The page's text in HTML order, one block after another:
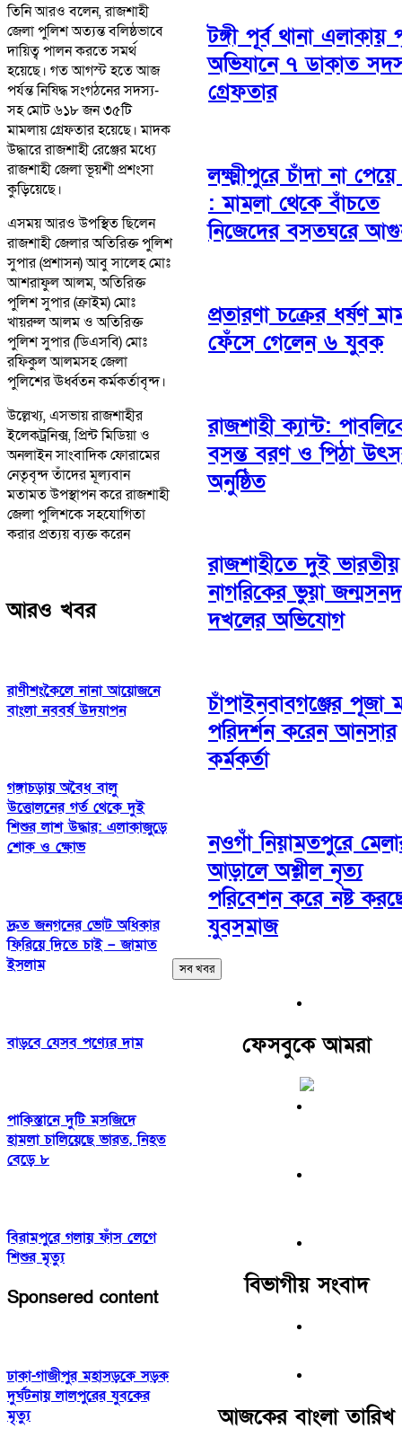
তিনি আরও বলেন, রাজশাহী
জেলা পুলিশ অত্যন্ত বলিষ্ঠভাবে
দায়িত্ব পালন করতে সমর্থ
হয়েছে। গত আগস্ট হতে আজ
পর্যন্ত নিষিদ্ধ সংগঠনের সদস্য-
সহ মোট ৬১৮ জন ৩৫টি
মামলায় গ্রেফতার হয়েছে। মাদক
উদ্ধারে রাজশাহী রেঞ্জের মধ্যে
রাজশাহী জেলা ভূয়শী প্রশংসা
কুড়িয়েছে।
এসময় আরও উপস্থিত ছিলেন
রাজশাহী জেলার অতিরিক্ত পুলিশ
সুপার (প্রশাসন) আবু সালেহ মোঃ
আশরাফুল আলম, অতিরিক্ত
পুলিশ সুপার (ক্রাইম) মোঃ
খায়রুল আলম ও অতিরিক্ত
পুলিশ সুপার (ডিএসবি) মোঃ
রফিকুল আলমসহ জেলা
পুলিশের ঊর্ধ্বতন কর্মকর্তাবৃন্দ।
উল্লেখ্য, এসভায় রাজশাহীর
ইলেকট্রনিক্স, প্রিন্ট মিডিয়া ও
অনলাইন সাংবাদিক ফোরামের
নেতৃবৃন্দ তাঁদের মূল্যবান
মতামত উপস্থাপন করে রাজশাহী
জেলা পুলিশকে সহযোগিতা
করার প্রত্যয় ব্যক্ত করেন
আরও খবর
রাণীশংকৈলে নানা আয়োজনে
বাংলা নববর্ষ উদযাপন
গঙ্গাচড়ায় অবৈধ বালু
উত্তোলনের গর্ত থেকে দুই
শিশুর লাশ উদ্ধার: এলাকাজুড়ে
শোক ও ক্ষোভ
দ্রুত জনগনের ভোট অধিকার
ফিরিয়ে দিতে চাই – জামাত
ইসলাম
বাড়বে যেসব পণ্যের দাম
পাকিস্তানে দুটি মসজিদে
হামলা চালিয়েছে ভারত, নিহত
বেড়ে ৮
বিরামপুরে গলায় ফাঁস লেগে
শিশুর মৃত্যু
Sponsered content
ঢাকা-গাজীপুর মহাসড়কে সড়ক
দুর্ঘটনায় লালপুরের যুবকের
মৃত্যু
টঙ্গী পূর্ব থানা
অভিযানে ৭ ডাকাত
গ্রেফতার
লক্ষ্মীপুরে চাঁদা না
: মামলা থেকে বাঁচতে
নিজেদের বসতঘরে
প্রতারণা চক্রের ধর্ষণ
ফেঁসে গেলেন ৬ যুবক
রাজশাহী ক্যান্ট:
বসন্ত বরণ ও পিঠা
অনুষ্ঠিত
রাজশাহীতে দুই ভারতীয়
নাগরিকের ভুয়া
দখলের অভিযোগ
চাঁপাইনবাবগঞ্জের পূজা
পরিদর্শন করেন আনসার
কর্মকর্তা
নওগাঁ নিয়ামতপুরে
আড়ালে অশ্লীল নৃত্য
পরিবেশন করে নষ্ট
যুবসমাজ
সব খবর
ফেসবুকে আমরা
বিভাগীয় সংবাদ
আজকের বাংলা তারিখ